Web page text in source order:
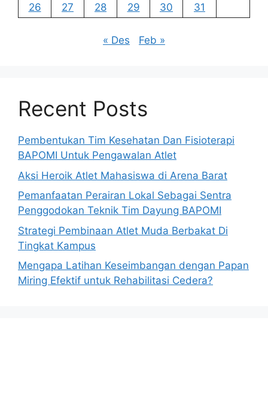
26
27 28 29 30 31
« Des Feb »
Recent Posts
Pembentukan Tim Kesehatan Dan Fisioterapi
BAPOMI Untuk Pengawalan Atlet
Aksi Heroik Atlet Mahasiswa di Arena Barat
Pemanfaatan Perairan Lokal Sebagai Sentra
Penggodokan Teknik Tim Dayung BAPOMI
Strategi Pembinaan Atlet Muda Berbakat Di
Tingkat Kampus
Mengapa Latihan Keseimbangan dengan Papan
Miring Efektif untuk Rehabilitasi Cedera?